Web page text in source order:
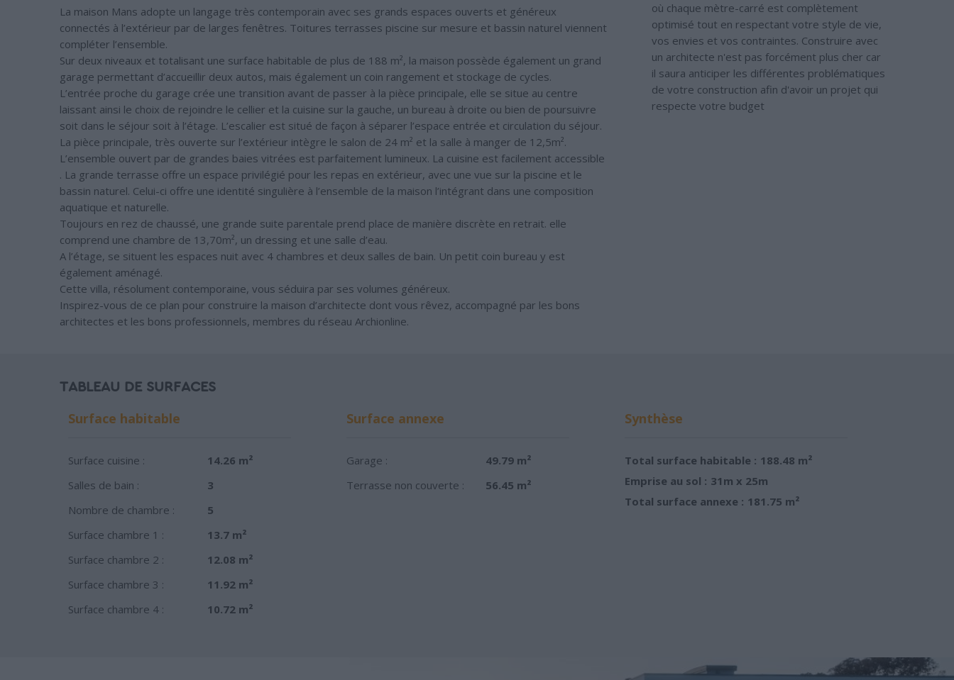
La maison Mans adopte un langage très contemporain avec ses grands espaces ouverts et généreux
connectés à l’extérieur par de larges fenêtres. Toitures terrasses piscine sur mesure et bassin naturel viennent
compléter l’ensemble.
Sur deux niveaux et totalisant une surface habitable de plus de 188 m², la maison possède également un grand
garage permettant d’accueillir deux autos, mais également un coin rangement et stockage de cycles.
L’entrée proche du garage crée une transition avant de passer à la pièce principale, elle se situe au centre
laissant ainsi le choix de rejoindre le cellier et la cuisine sur la gauche, un bureau à droite ou bien de poursuivre
soit dans le séjour soit à l’étage. L’escalier est situé de façon à séparer l’espace entrée et circulation du séjour.
La pièce principale, très ouverte sur l’extérieur intègre le salon de 24 m² et la salle à manger de 12,5m².
L’ensemble ouvert par de grandes baies vitrées est parfaitement lumineux. La cuisine est facilement accessible
. La grande terrasse offre un espace privilégié pour les repas en extérieur, avec une vue sur la piscine et le
bassin naturel. Celui-ci offre une identité singulière à l’ensemble de la maison l’intégrant dans une composition
aquatique et naturelle.
Toujours en rez de chaussé, une grande suite parentale prend place de manière discrète en retrait. elle
comprend une chambre de 13,70m², un dressing et une salle d’eau.
A l’étage, se situent les espaces nuit avec 4 chambres et deux salles de bain. Un petit coin bureau y est
également aménagé.
Cette villa, résolument contemporaine, vous séduira par ses volumes généreux.
Inspirez-vous de ce plan pour construire la maison d’architecte dont vous rêvez, accompagné par les bons
architectes et les bons professionnels, membres du réseau Archionline.
où chaque mètre-carré est complètement
optimisé tout en respectant votre style de vie,
vos envies et vos contraintes. Construire avec
un architecte n'est pas forcément plus cher car
il saura anticiper les différentes problématiques
de votre construction afin d'avoir un projet qui
respecte votre budget
TABLEAU DE SURFACES
Surface habitable
Surface cuisine :
14.26 m²
Salles de bain :
3
Nombre de chambre :
5
Surface chambre 1 :
13.7 m²
Surface chambre 2 :
12.08 m²
Surface chambre 3 :
11.92 m²
Surface chambre 4 :
10.72 m²
Surface annexe
Garage :
49.79 m²
Terrasse non couverte :
56.45 m²
Synthèse
Total surface habitable : 188.48 m²
Emprise au sol : 31m x 25m
Total surface annexe : 181.75 m²